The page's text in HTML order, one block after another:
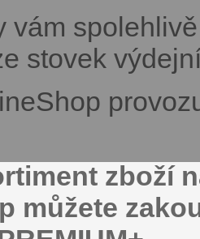
vám
stovek
zboží
můžete